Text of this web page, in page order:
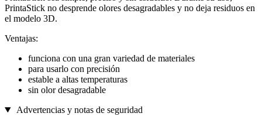
PrintaStick no desprende olores desagradables y no deja residuos en
el modelo 3D.
Ventajas:
funciona con una gran variedad de materiales
para usarlo con precisión
estable a altas temperaturas
sin olor desagradable
Advertencias y notas de seguridad